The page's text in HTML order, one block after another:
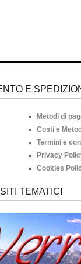
E
Metodi di
Costi e
Termini e
Privacy
Cookies
TEMATICI